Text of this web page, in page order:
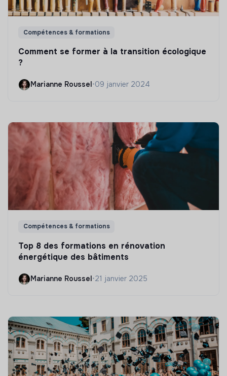
Compétences & formations
Comment se former à la transition écologique
?
Marianne Roussel •09 janvier 2024
Compétences & formations
Top 8 des formations en rénovation
énergétique des bâtiments
Marianne Roussel•21 janvier 2025